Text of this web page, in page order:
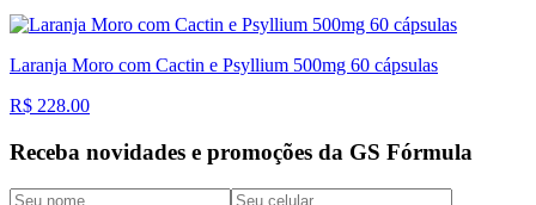
Laranja Moro com Cactin e Psyllium 500mg 60 cápsulas
R$ 228.00
Receba novidades e promoções da GS Fórmula